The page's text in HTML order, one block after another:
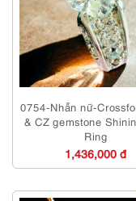
0754-Nhẫn nữ-
& CZ gemstone
Ring
1,436,000 đ